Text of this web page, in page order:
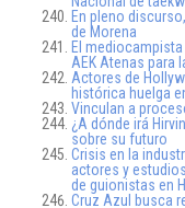
En pleno
de Morena
El
AEK Atenas para
Actores de
histórica huelga
Vinculan a
¿A dónde irá
sobre su futuro
Crisis en la
actores y
de guionistas en
Cruz Azul busca